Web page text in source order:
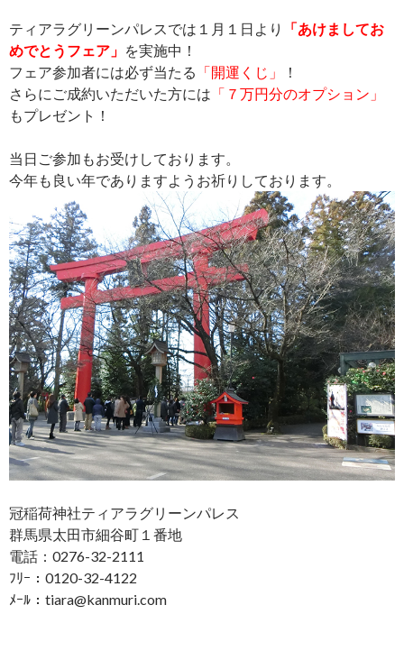
ティアラグリーンパレスでは１月１日より 「あけましてお
めでとうフェア」 を実施中！
フェア参加者には必ず当たる 「開運くじ」
！
さらにご成約いただいた方には 「７万円分のオプション」
もプレゼント！
当日ご参加もお受けしております。
今年も良い年でありますようお祈りしております。
冠稲荷神社ティアラグリーンパレス
群馬県太田市細谷町１番地
電話：0276-32-2111
ﾌﾘｰ：0120-32-4122
ﾒｰﾙ：tiara@kanmuri.com